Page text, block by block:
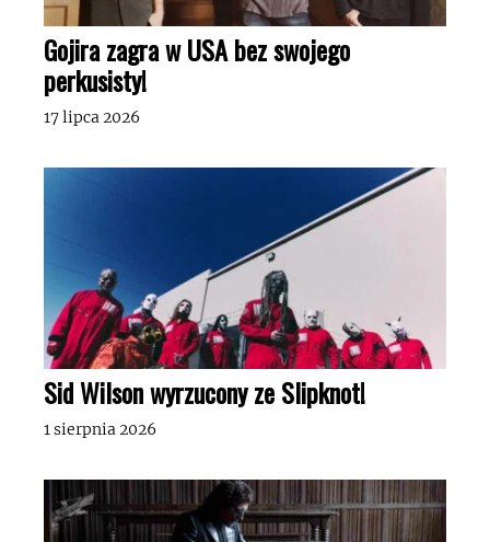
Gojira zagra w USA bez swojego
perkusisty!
17 lipca 2026
Sid Wilson wyrzucony ze Slipknot!
1 sierpnia 2026